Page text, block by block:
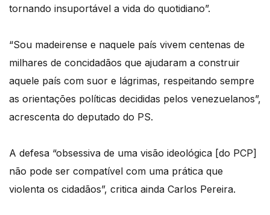
tornando insuportável a vida do quotidiano”.
“Sou madeirense e naquele país vivem centenas de
milhares de concidadãos que ajudaram a construir
aquele país com suor e lágrimas, respeitando sempre
as orientações políticas decididas pelos venezuelanos”,
acrescenta do deputado do PS.
A defesa “obsessiva de uma visão ideológica [do PCP]
não pode ser compatível com uma prática que
violenta os cidadãos”, critica ainda Carlos Pereira.